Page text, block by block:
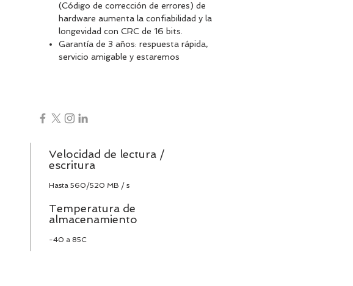
(Código de corrección de errores) de
hardware aumenta la confiabilidad y la
longevidad con CRC de 16 bits.
Garantía de 3 años: respuesta rápida,
servicio amigable y estaremos
Velocidad de lectura /
escritura
Hasta 560/520 MB / s
Temperatura de
almacenamiento
-40 a 85C